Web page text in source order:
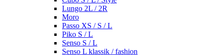
Lungo 2L / 2R
Moro
Passo XS / S / L
Piko S / L
Senso S / L
Senso L klassik / fashion